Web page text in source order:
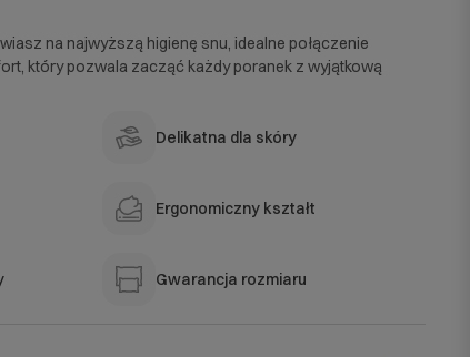
na najwyższą higienę snu, idealne połączenie
który pozwala zacząć każdy poranek z wyjątkową
Delikatna dla skóry
Ergonomiczny kształt
Gwarancja rozmiaru